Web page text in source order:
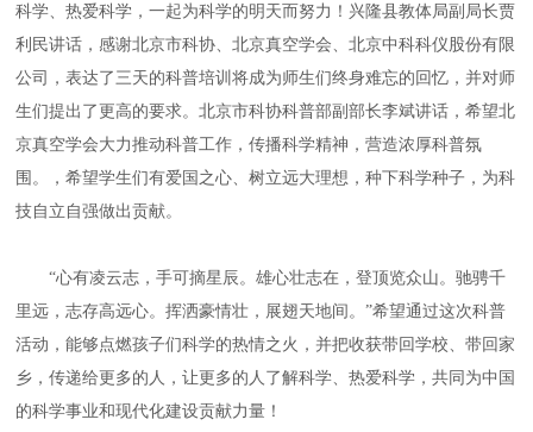
科学、热爱科学，一起为科学的明天而努力！兴隆县教体局副局长贾
利民讲话，感谢北京市科协、北京真空学会、北京中科科仪股份有限
公司，表达了三天的科普培训将成为师生们终身难忘的回忆，并对师
生们提出了更高的要求。北京市科协科普部副部长李斌讲话，希望北
京真空学会大力推动科普工作，传播科学精神，营造浓厚科普氛
围。，希望学生们有爱国之心、树立远大理想，种下科学种子，为科
技自立自强做出贡献。
“心有凌云志，手可摘星辰。雄心壮志在，登顶览众山。驰骋千
里远，志存高远心。挥洒豪情壮，展翅天地间。”希望通过这次科普
活动，能够点燃孩子们科学的热情之火，并把收获带回学校、带回家
乡，传递给更多的人，让更多的人了解科学、热爱科学，共同为中国
的科学事业和现代化建设贡献力量！